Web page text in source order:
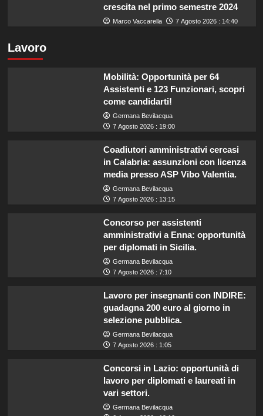
crescita nel primo semestre 2024
Marco Vaccarella 7 Agosto 2026 : 14:40
Lavoro
Mobilità: Opportunità per 64
Assistenti e 123 Funzionari, scopri
come candidarti!
Germana Bevilacqua
7 Agosto 2026 : 19:00
Coadiutori amministrativi cercasi
in Calabria: assunzioni con licenza
media presso ASP Vibo Valentia.
Germana Bevilacqua
7 Agosto 2026 : 13:15
Concorso per assistenti
amministrativi a Enna: opportunità
per diplomati in Sicilia.
Germana Bevilacqua
7 Agosto 2026 : 7:10
Lavoro per insegnanti con INDIRE:
guadagna 200 euro al giorno in
selezione pubblica.
Germana Bevilacqua
7 Agosto 2026 : 1:05
Concorsi in Lazio: opportunità di
lavoro per diplomati e laureati in
vari settori.
Germana Bevilacqua